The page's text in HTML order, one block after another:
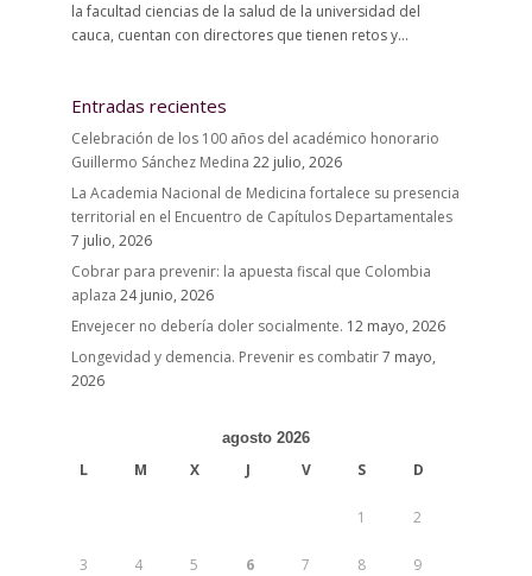
la facultad ciencias de la salud de la universidad del
cauca, cuentan con directores que tienen retos y...
Entradas recientes
Celebración de los 100 años del académico honorario
Guillermo Sánchez Medina 22 julio, 2026
La Academia Nacional de Medicina fortalece su presencia
territorial en el Encuentro de Capítulos Departamentales
7 julio, 2026
Cobrar para prevenir: la apuesta fiscal que Colombia
aplaza 24 junio, 2026
Envejecer no debería doler socialmente. 12 mayo, 2026
Longevidad y demencia. Prevenir es combatir7 mayo,
2026
agosto 2026
L M X J V S D
1 2
3 4 5 6 7 8 9